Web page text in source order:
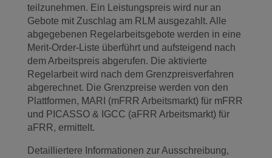
teilzunehmen. Ein Leistungspreis wird nur an
Gebote mit Zuschlag am RLM ausgezahlt. Alle
abgegebenen Regelarbeitsgebote werden in eine
Merit-Order-Liste überführt und aufsteigend nach
dem Arbeitspreis abgerufen. Die aktivierte
Regelarbeit wird nach dem Grenzpreisverfahren
abgerechnet. Die Grenzpreise werden von den
Plattformen, MARI (mFRR Arbeitsmarkt) für mFRR
und PICASSO & IGCC (aFRR Arbeitsmarkt) für
aFRR, ermittelt.
Detailliertere Informationen zur Ausschreibung,